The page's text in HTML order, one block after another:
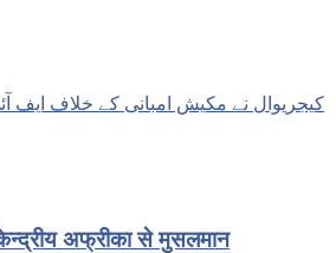
अफ्रीका से मुसलमान